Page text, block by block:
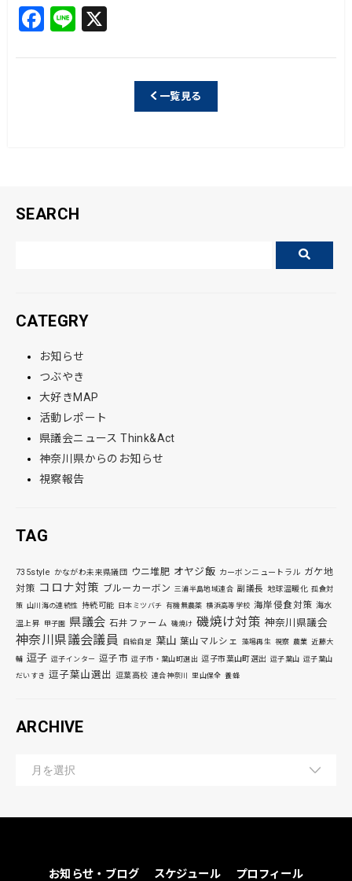
F
a
c
Li
n
e
一覧見る
SEARCH
CATEGRY
お知らせ
つぶやき
大好きMAP
活動レポート
県議会ニュース Think&Act
神奈川県からのお知らせ
視察報告
TAG
735style かながわ未来県議団 ウニ堆肥 オヤジ飯 カーボンニュートラル ガケ地
対策 コロナ対策 ブルーカーボン 三浦半島地域連合 副議長 地球温暖化 孤食対
策 山川海の連続性 持続可能 日本ミツバチ 有機無農薬 横浜高等学校 海岸侵食対策 海水
温上昇 甲子園 県議会 石井ファーム 磯焼け 磯焼け対策 神奈川県議会
神奈川県議会議員 自給自足 葉山 葉山マルシェ 藻場再生 視察 農業 近藤大
輔 逗子 逗子インター 逗子市 逗子市・葉山町選出 逗子市葉山町選出 逗子葉山 逗子葉山
だいすき 逗子葉山選出 逗葉高校 連合神奈川 里山保全 養蜂
ARCHIVE
お知らせ・ブログ スケジュール プロフィール